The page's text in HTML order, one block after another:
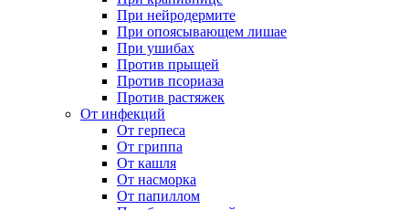
При нейродермите
При опоясывающем лишае
При ушибах
Против прыщей
Против псориаза
Против растяжек
От инфекций
От герпеса
От гриппа
От кашля
От насморка
От папиллом